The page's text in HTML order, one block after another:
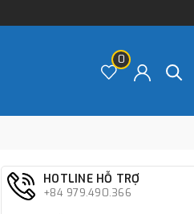
0
HOTLINE HỖ TRỢ
+84 979.490.366